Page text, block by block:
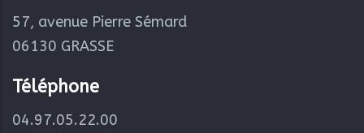
57, avenue Pierre Sémard
06130 GRASSE
Téléphone
04.97.05.22.00